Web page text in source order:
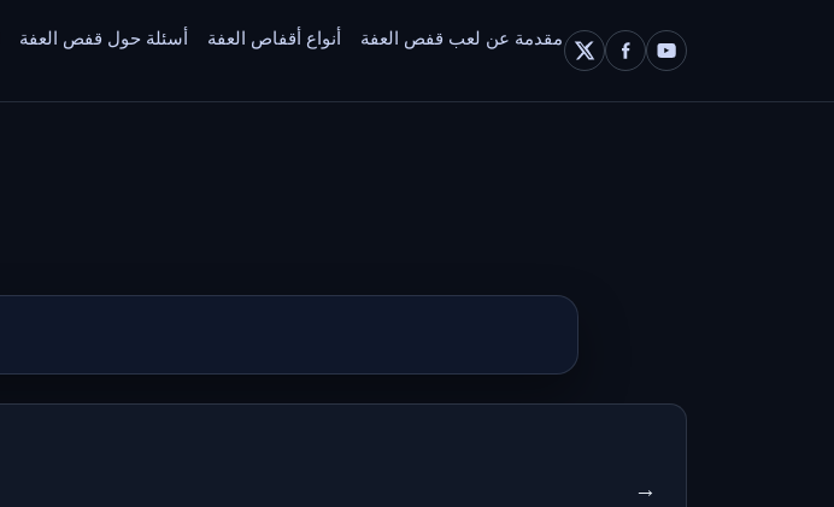
مقدمة عن لعب قفص العفة أنواع أقفاص العفة أسئلة حول قفص العفة
→